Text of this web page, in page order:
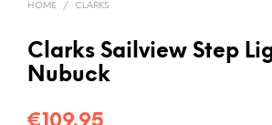
HOME / CLARKS
Clarks Sailview Step
Nubuck